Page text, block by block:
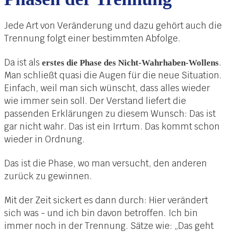
Jede Art von Veränderung und dazu gehört auch die
Trennung folgt einer bestimmten Abfolge.
Da ist als erstes die Phase des Nicht-Wahrhaben-Wollens.
Man schließt quasi die Augen für die neue Situation.
Einfach, weil man sich wünscht, dass alles wieder
wie immer sein soll. Der Verstand liefert die
passenden Erklärungen zu diesem Wunsch: Das ist
gar nicht wahr. Das ist ein Irrtum. Das kommt schon
wieder in Ordnung.
Das ist die Phase, wo man versucht, den anderen
zurück zu gewinnen.
Mit der Zeit sickert es dann durch: Hier verändert
sich was - und ich bin davon betroffen. Ich bin
immer noch in der Trennung. Sätze wie: „Das geht